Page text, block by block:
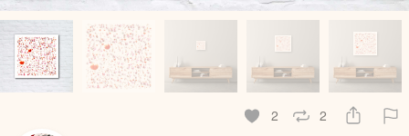
2 2